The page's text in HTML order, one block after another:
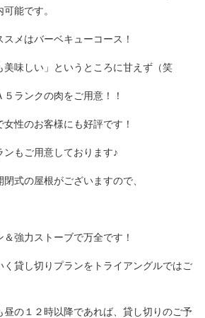
能です。
メはバーベキューコース！
美味しい」というところに甘えず（笑
ランクの肉をご用意！！
性のお客様にも好評です！
もご用意しております♪
式の屋根がございますので、
強力ストーブで万全です！
く貸し切りプランをトライアングルではご
昼の１２時以降であれば、貸し切りのご予